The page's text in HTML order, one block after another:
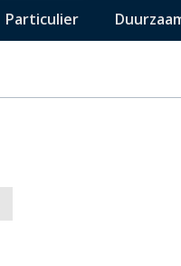
Particulier